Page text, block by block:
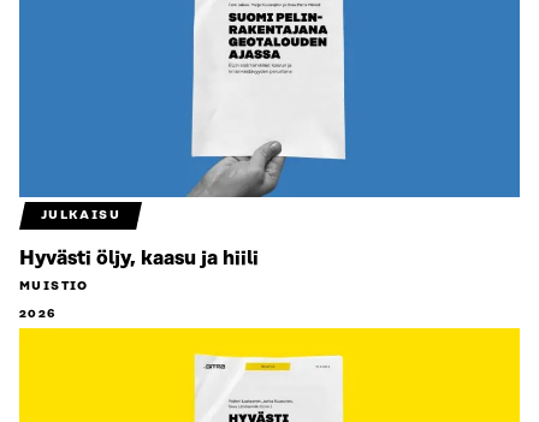
JULKAISU
Hyvästi öljy, kaasu ja hiili
MUISTIO
2026